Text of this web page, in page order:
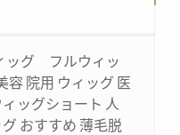
ッグ フルウィッ
院用 ウィッグ 医
ッグショート 人
おすすめ 薄毛脱